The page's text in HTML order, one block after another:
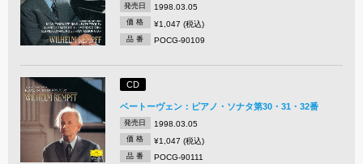
発売日 1998.03.05
価 格 ¥1,047 (税込)
品 番 POCG-90109
CD
ベートーヴェン：ピアノ・ソナタ第30・31・32番
発売日 1998.03.05
価 格 ¥1,047 (税込)
品 番 POCG-90111